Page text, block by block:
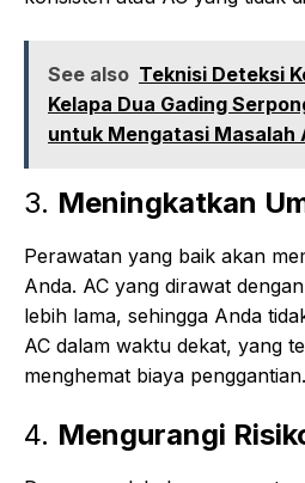
See also Teknisi Deteksi
Kelapa Dua Gading
untuk Mengatasi Masalah
3. Meningkatkan
Perawatan yang baik akan
Anda. AC yang dirawat
lebih lama, sehingga Anda
AC dalam waktu dekat, yang
menghemat biaya penggantian.
4. Mengurangi